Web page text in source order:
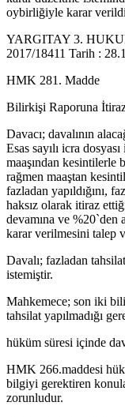
oybirliğiyle karar
YARGITAY 3.
2017/18411 Tarih :
HMK 281. Madde
Bilirkişi Raporuna
Davacı; davalının
Esas sayılı icra
maaşından kesintilerle
rağmen maaştan
fazladan yapıldığını,
haksız olarak itiraz
devamına ve %20`den
karar verilmesini talep
Davalı; fazladan
istemiştir.
Mahkemece; son iki
tahsilat yapılmadığı
hüküm süresi içinde
HMK 266.maddesi
bilgiyi gerektiren
zorunludur.